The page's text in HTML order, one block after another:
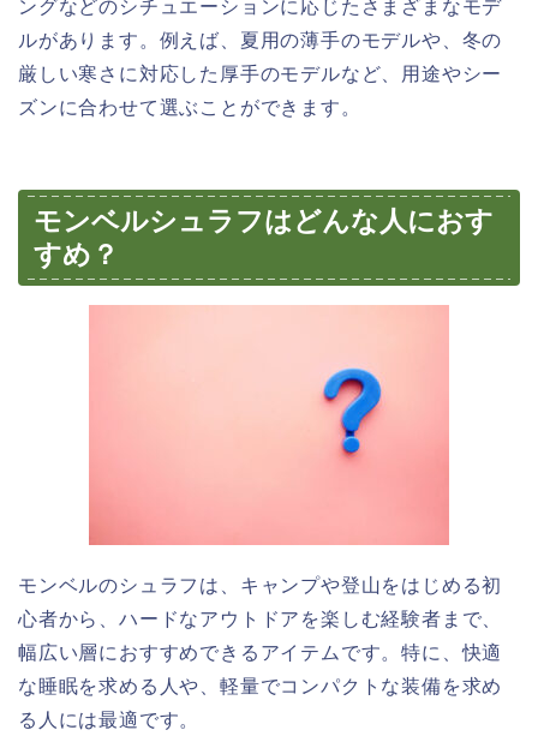
ングなどのシチュエーションに応じたさまざまなモデ
ルがあります。例えば、夏用の薄手のモデルや、冬の
厳しい寒さに対応した厚手のモデルなど、用途やシー
ズンに合わせて選ぶことができます。
モンベルシュラフはどんな人におす
すめ？
モンベルのシュラフは、キャンプや登山をはじめる初
心者から、ハードなアウトドアを楽しむ経験者まで、
幅広い層におすすめできるアイテムです。特に、快適
な睡眠を求める人や、軽量でコンパクトな装備を求め
る人には最適です。